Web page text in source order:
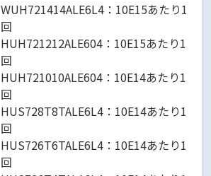
WUH721414ALE6L4：10E15あたり1
回
HUH721212ALE604：10E15あたり1
回
HUH721010ALE604：10E14あたり1
回
HUS728T8TALE6L4：10E14あたり1
回
HUS726T6TALE6L4：10E14あたり1
回